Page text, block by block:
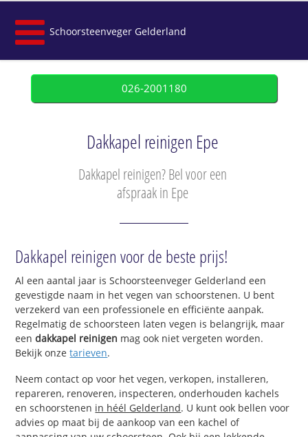
Schoorsteenveger Gelderland
026-2001180
Dakkapel reinigen Epe
Dakkapel reinigen? Bel voor een
afspraak in Epe
Dakkapel reinigen voor de beste prijs!
Al een aantal jaar is Schoorsteenveger Gelderland een
gevestigde naam in het vegen van schoorstenen. U bent
verzekerd van een professionele en efficiënte aanpak.
Regelmatig de schoorsteen laten vegen is belangrijk, maar
eendakkapel reinigen mag ook niet vergeten worden.
Bekijk onzetarieven.
Neem contact op voor het vegen, verkopen, installeren,
repareren, renoveren, inspecteren, onderhouden kachels
en schoorstenen in héél Gelderland. U kunt ook bellen voor
advies op maat bij de aankoop van een kachel of